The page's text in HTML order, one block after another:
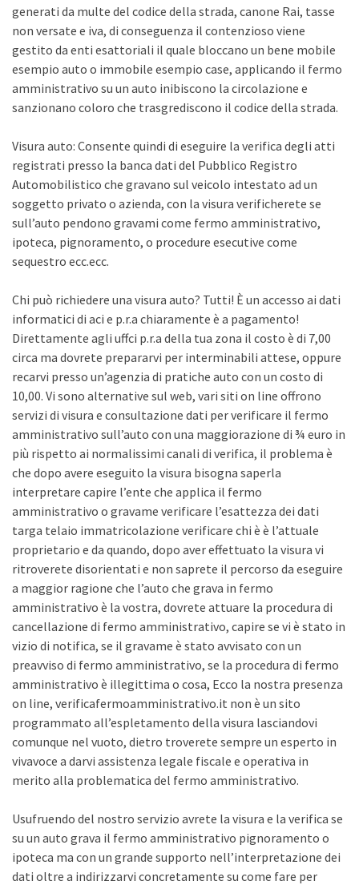
generati da multe del codice della strada, canone Rai, tasse
non versate e iva, di conseguenza il contenzioso viene
gestito da enti esattoriali il quale bloccano un bene mobile
esempio auto o immobile esempio case, applicando il fermo
amministrativo su un auto inibiscono la circolazione e
sanzionano coloro che trasgrediscono il codice della strada.
Visura auto: Consente quindi di eseguire la verifica degli atti
registrati presso la banca dati del Pubblico Registro
Automobilistico che gravano sul veicolo intestato ad un
soggetto privato o azienda, con la visura verificherete se
sull’auto pendono gravami come fermo amministrativo,
ipoteca, pignoramento, o procedure esecutive come
sequestro ecc.ecc.
Chi può richiedere una visura auto? Tutti! È un accesso ai dati
informatici di aci e p.r.a chiaramente è a pagamento!
Direttamente agli uffci p.r.a della tua zona il costo è di 7,00
circa ma dovrete prepararvi per interminabili attese, oppure
recarvi presso un’agenzia di pratiche auto con un costo di
10,00. Vi sono alternative sul web, vari siti on line offrono
servizi di visura e consultazione dati per verificare il fermo
amministrativo sull’auto con una maggiorazione di ¾ euro in
più rispetto ai normalissimi canali di verifica, il problema è
che dopo avere eseguito la visura bisogna saperla
interpretare capire l’ente che applica il fermo
amministrativo o gravame verificare l’esattezza dei dati
targa telaio immatricolazione verificare chi è è l’attuale
proprietario e da quando, dopo aver effettuato la visura vi
ritroverete disorientati e non saprete il percorso da eseguire
a maggior ragione che l’auto che grava in fermo
amministrativo è la vostra, dovrete attuare la procedura di
cancellazione di fermo amministrativo, capire se vi è stato in
vizio di notifica, se il gravame è stato avvisato con un
preavviso di fermo amministrativo, se la procedura di fermo
amministrativo è illegittima o cosa, Ecco la nostra presenza
on line, verificafermoamministrativo.it non è un sito
programmato all’espletamento della visura lasciandovi
comunque nel vuoto, dietro troverete sempre un esperto in
vivavoce a darvi assistenza legale fiscale e operativa in
merito alla problematica del fermo amministrativo.
Usufruendo del nostro servizio avrete la visura e la verifica se
su un auto grava il fermo amministrativo pignoramento o
ipoteca ma con un grande supporto nell’interpretazione dei
dati oltre a indirizzarvi concretamente su come fare per